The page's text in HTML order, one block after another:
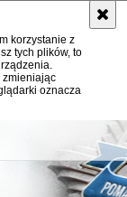
korzystanie z
tych plików, to
zmieniając
oznacza